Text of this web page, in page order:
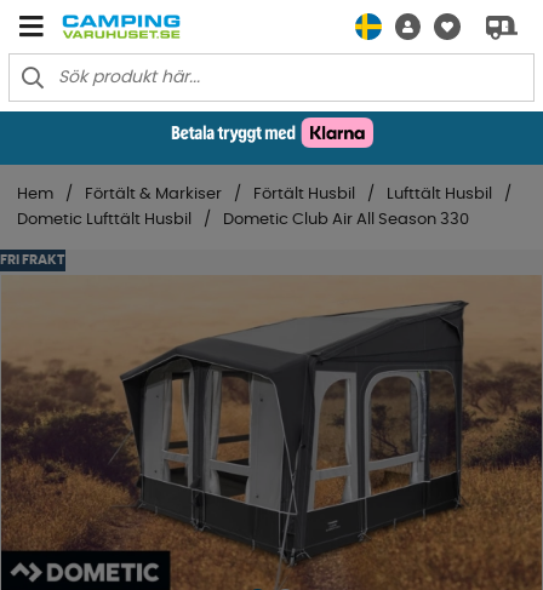
Hem Förtält & Markiser Förtält Husbil
Lufttält Husbil
Dometic Lufttält Husbil
Dometic Club Air All Season 330
FRI FRAKT